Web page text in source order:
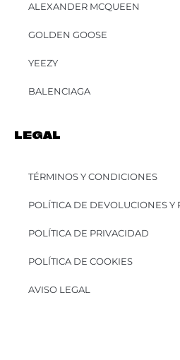
ALEXANDER MCQUEEN
GOLDEN GOOSE
YEEZY
BALENCIAGA
LEGAL
TÉRMINOS Y CONDICIONES
POLÍTICA DE DEVOLUCIONES Y
POLÍTICA DE PRIVACIDAD
POLÍTICA DE COOKIES
AVISO LEGAL